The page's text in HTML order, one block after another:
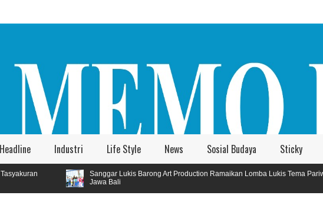
Headline Industri Life Style News Sosial Budaya Sticky
Sanggar Lukis Barong Art Production Ramaikan Lomba Lukis Tema Pariwisata Se